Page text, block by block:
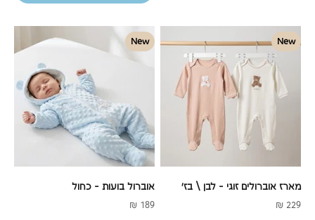
New
מארז אוברולים זוגי - לבן \ בז'
מחיר מבצע
229 ₪
New
אוברול בועות - כחול
מחיר מבצע
189 ₪